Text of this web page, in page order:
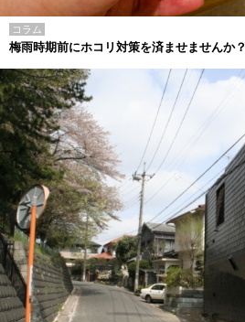
コラム
梅雨時期前にホコリ対策を済ませませんか？